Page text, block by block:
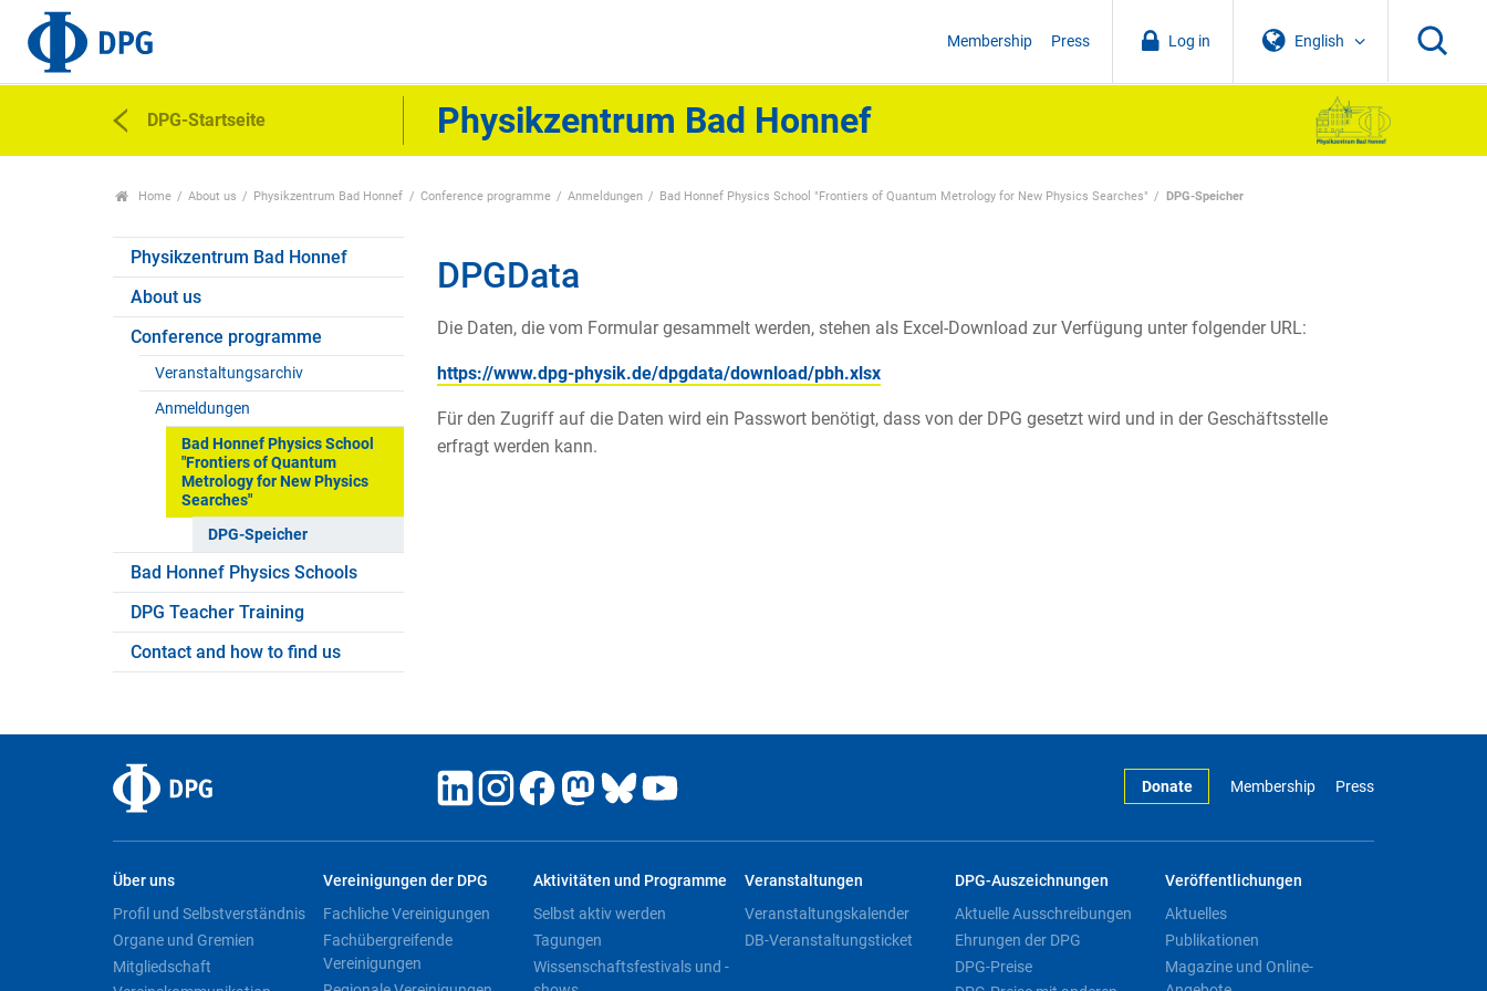
English
Log in
Membership Press
DPG-Startseite Physikzentrum Bad Honnef
Home About us Physikzentrum Bad Honnef Conference programme Anmeldungen Bad Honnef Physics School "Frontiers of Quantum Metrology for New Physics Searches" DPG-Speicher
Physikzentrum Bad Honnef
About us
Conference programme
Veranstaltungsarchiv
Anmeldungen
Bad Honnef Physics School
"Frontiers of Quantum
Metrology for New Physics
Searches"
DPG-Speicher
Bad Honnef Physics Schools
DPG Teacher Training
Contact and how to find us
DPGData
Die Daten, die vom Formular gesammelt werden, stehen als Excel-Download zur Verfügung unter folgender URL:
https://www.dpg-physik.de/dpgdata/download/pbh.xlsx
Für den Zugriff auf die Daten wird ein Passwort benötigt, dass von der DPG gesetzt wird und in der Geschäftsstelle
erfragt werden kann.
Donate Membership Press
Über uns
Profil und Selbstverständnis
Organe und Gremien
Mitgliedschaft
Vereinigungen der DPG
Fachliche Vereinigungen
Fachübergreifende
Vereinigungen
Aktivitäten und Programme
Selbst aktiv werden
Tagungen
Wissenschaftsfestivals und -
Veranstaltungen
Veranstaltungskalender
DB-Veranstaltungsticket
DPG-Auszeichnungen
Aktuelle Ausschreibungen
Ehrungen der DPG
DPG-Preise
Veröffentlichungen
Aktuelles
Publikationen
Magazine und Online-